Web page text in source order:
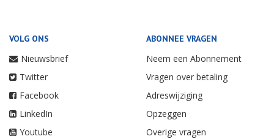
VOLG ONS
Nieuwsbrief
Twitter
Facebook
LinkedIn
Youtube
ABONNEE VRAGEN
Neem een Abonnement
Vragen over betaling
Adreswijziging
Opzeggen
Overige vragen